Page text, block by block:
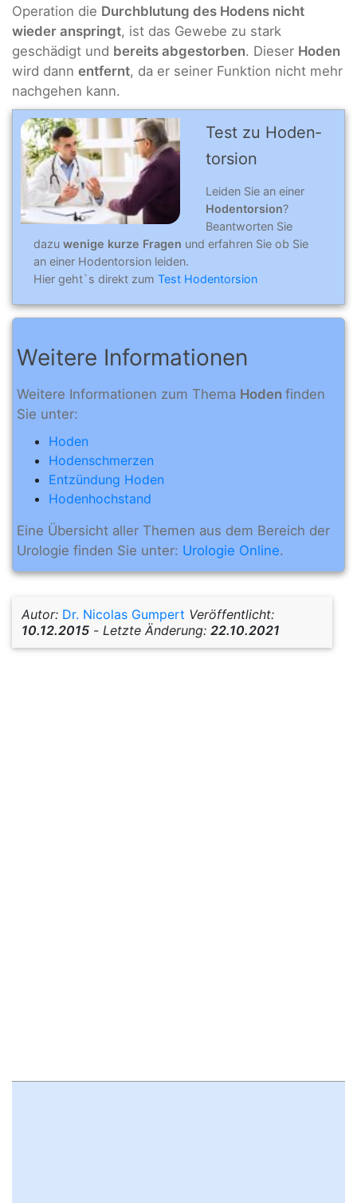
Operation die Durchblutung des Hodens nicht
wieder anspringt, ist das Gewebe zu stark
geschädigt und bereits abgestorben. Dieser Hoden
wird dann entfernt, da er seiner Funktion nicht mehr
nachgehen kann.
Test zu Hoden­
tor­sion
Leiden Sie an einer
Hodentorsion?
Beantworten Sie
dazu wenige kurze Fragen und erfahren Sie ob Sie
an einer Hodentorsion leiden.
Hier geht`s direkt zum Test Hodentorsion
Weitere Informationen
Weitere Informationen zum Thema Hoden finden
Sie unter:
Hoden
Hodenschmerzen
Entzündung Hoden
Hodenhochstand
Eine Übersicht aller Themen aus dem Bereich der
Urologie finden Sie unter: Urologie Online.
Autor: Dr. Nicolas Gumpert Veröffentlicht:
10.12.2015 - Letzte Änderung: 22.10.2021